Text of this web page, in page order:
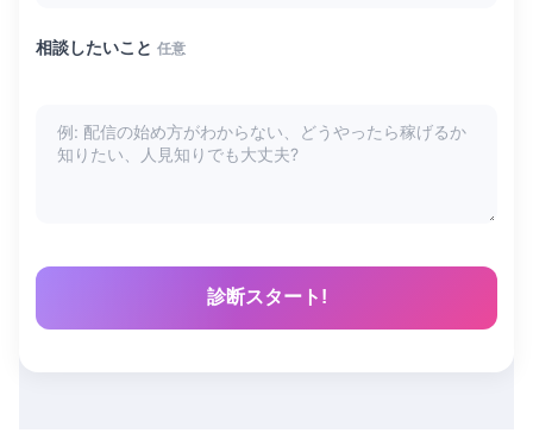
相談したいこと 任意
診断スタート!